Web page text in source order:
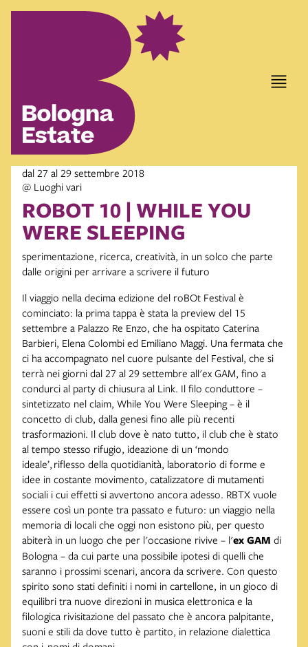
dal 27 al 29 settembre 2018
@ Luoghi vari
ROBOT 10 | WHILE YOU
WERE SLEEPING
sperimentazione, ricerca, creatività, in un solco che parte
dalle origini per arrivare a scrivere il futuro
Il viaggio nella decima edizione del roBOt Festival è
cominciato: la prima tappa è stata la preview del 15
settembre a Palazzo Re Enzo, che ha ospitato Caterina
Barbieri, Elena Colombi ed Emiliano Maggi. Una fermata che
ci ha accompagnato nel cuore pulsante del Festival, che si
terrà nei giorni dal 27 al 29 settembre all'ex GAM, fino a
condurci al party di chiusura al Link. Il filo conduttore –
sintetizzato nel claim, While You Were Sleeping – è il
concetto di club, dalla genesi fino alle più recenti
trasformazioni. Il club dove è nato tutto, il club che è stato
al tempo stesso rifugio, ideazione di un ‘mondo
ideale’, riflesso della quotidianità, laboratorio di forme e
idee in costante movimento, catalizzatore di mutamenti
sociali i cui effetti si avvertono ancora adesso. RBTX vuole
essere così un ponte tra passato e futuro: un viaggio nella
memoria di locali che oggi non esistono più, per questo
abiterà in un luogo che per l'occasione rivive – l'ex GAM di
Bologna – da cui parte una possibile ipotesi di quelli che
saranno i prossimi scenari, ancora da scrivere. Con questo
spirito sono stati definiti i nomi in cartellone, in un gioco di
equilibri tra nuove direzioni in musica elettronica e la
filologica rivisitazione del passato che è ancora palpitante,
suoni e stili da dove tutto è partito, in relazione dialettica